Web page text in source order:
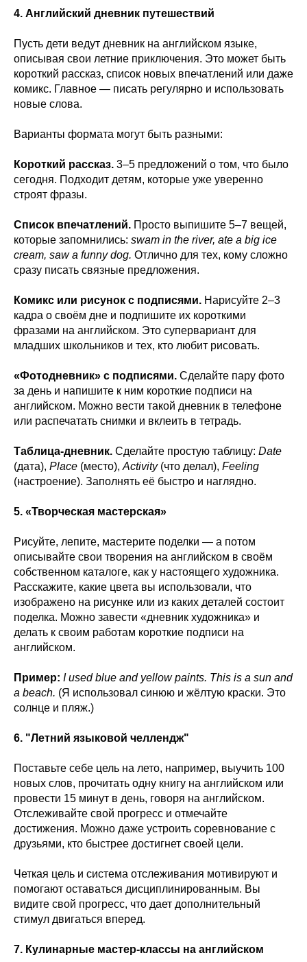
4. Английский дневник путешествий
Пусть дети ведут дневник на английском языке,
описывая свои летние приключения. Это может быть
короткий рассказ, список новых впечатлений или даже
комикс. Главное — писать регулярно и использовать
новые слова.
Варианты формата могут быть разными:
Короткий рассказ. 3–5 предложений о том, что было
сегодня. Подходит детям, которые уже уверенно
строят фразы.
Список впечатлений. Просто выпишите 5–7 вещей,
которые запомнились: swam in the river, ate a big ice
cream, saw a funny dog. Отлично для тех, кому сложно
сразу писать связные предложения.
Комикс или рисунок с подписями. Нарисуйте 2–3
кадра о своём дне и подпишите их короткими
фразами на английском. Это супервариант для
младших школьников и тех, кто любит рисовать.
«Фотодневник» с подписями. Сделайте пару фото
за день и напишите к ним короткие подписи на
английском. Можно вести такой дневник в телефоне
или распечатать снимки и вклеить в тетрадь.
Таблица-дневник. Сделайте простую таблицу: Date
(дата), Place (место), Activity(что делал), Feeling
(настроение). Заполнять её быстро и наглядно.
5. «Творческая мастерская»
Рисуйте, лепите, мастерите поделки — а потом
описывайте свои творения на английском в своём
собственном каталоге, как у настоящего художника.
Расскажите, какие цвета вы использовали, что
изображено на рисунке или из каких деталей состоит
поделка. Можно завести «дневник художника» и
делать к своим работам короткие подписи на
английском.
Пример: I used blue and yellow paints. This is a sun and
a beach. (Я использовал синюю и жёлтую краски. Это
солнце и пляж.)
6. "Летний языковой челлендж"
Поставьте себе цель на лето, например, выучить 100
новых слов, прочитать одну книгу на английском или
провести 15 минут в день, говоря на английском.
Отслеживайте свой прогресс и отмечайте
достижения. Можно даже устроить соревнование с
друзьями, кто быстрее достигнет своей цели.
Четкая цель и система отслеживания мотивируют и
помогают оставаться дисциплинированным. Вы
видите свой прогресс, что дает дополнительный
стимул двигаться вперед.
7. Кулинарные мастер-классы на английском